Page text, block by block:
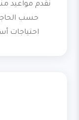
نقدم مواعيد
حسب
احتياجات